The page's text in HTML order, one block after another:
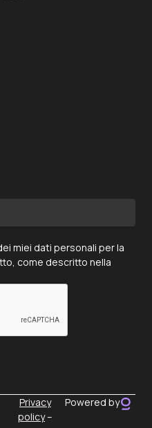
miei dati personali per la
come descritto nella
Privacy
policy–
Powered by